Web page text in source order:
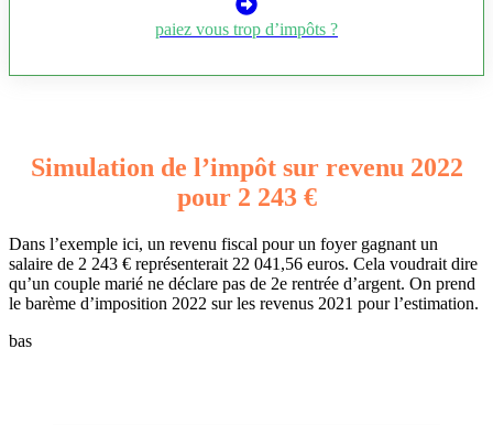
paiez vous trop d’impôts ?
Simulation de l’impôt sur revenu 2022
pour 2 243 €
Dans l’exemple ici, un revenu fiscal pour un foyer gagnant un
salaire de 2 243 € représenterait 22 041,56 euros. Cela voudrait dire
qu’un couple marié ne déclare pas de 2e rentrée d’argent. On prend
le barème d’imposition 2022 sur les revenus 2021 pour l’estimation.
bas